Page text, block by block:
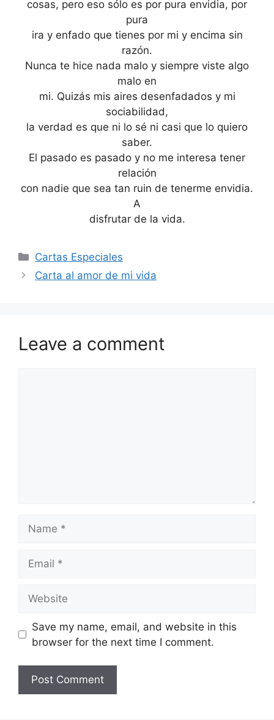
cosas, pero eso sólo es por pura envidia, por
pura
ira y enfado que tienes por mi y encima sin
razón.
Nunca te hice nada malo y siempre viste algo
malo en
mi. Quizás mis aires desenfadados y mi
sociabilidad,
la verdad es que ni lo sé ni casi que lo quiero
saber.
El pasado es pasado y no me interesa tener
relación
con nadie que sea tan ruin de tenerme envidia.
A
disfrutar de la vida.
Categories
Cartas Especiales
Carta al amor de mi vida
Leave a comment
Save my name, email, and website in this
browser for the next time I comment.